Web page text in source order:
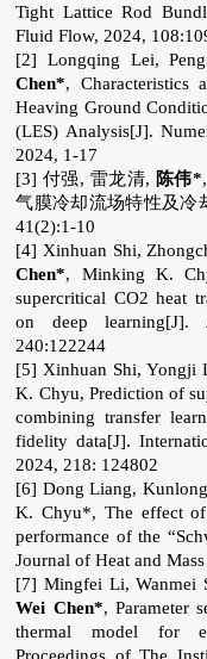
Tight Lattice Rod
Fluid Flow, 2024,
[2]Longqing Lei,
Chen*, Characteristics
Heaving Ground
(LES) Analysis[J].
2024, 1-17
[3] 付强, 雷龙清, 陈伟*
气膜冷却流场特性及冷
41(2):1-10
[4]Xinhuan Shi,
Chen*, Minking K.
supercritical CO2 heat
on deep learning[J].
240:122244
[5]Xinhuan Shi, Yongji
K. Chyu, Prediction of
combining transfer
fidelity data[J].
2024, 218: 124802
[6] Dong Liang,
K. Chyu*, The effect
performance of the
Journal of Heat and
[7]Mingfei Li, Wanmei
Wei Chen*, Parameter
thermal model for